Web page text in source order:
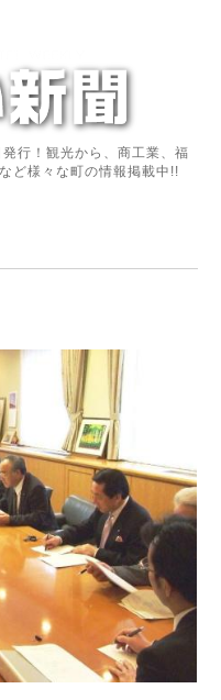
行！観光から、商工業、福
ど様々な町の情報掲載中!!